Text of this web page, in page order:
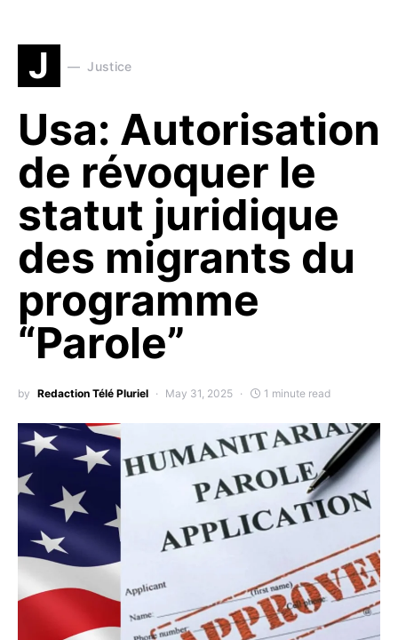
J Justice
Usa: Autorisation
de révoquer le
statut juridique
des migrants du
programme
“Parole”
by Redaction Télé Pluriel May 31, 2025 1 minute read